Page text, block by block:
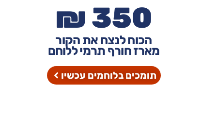
350 ₪
הכוח לנצח את הקור
מארז חורף תרמי ללוחם
תומכים בלוחמים עכשיו